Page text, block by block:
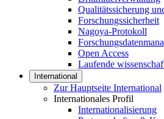
Qualitätssicherung
Forschungssicherheit
Nagoya-Protokoll
Open Access
Laufende
International
Zur Hauptseite International
Internationales Profil
Internationalisierung